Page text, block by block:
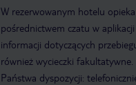
W rezerwowanym hotelu
pośrednictwem czatu w
informacji dotyczących
również wycieczki
Państwa dyspozycji: